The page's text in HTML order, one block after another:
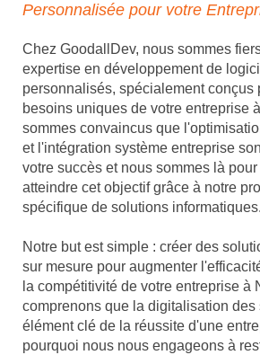
Personnalisée pour votre
Chez GoodallDev, nous sommes
expertise en développement de
personnalisés, spécialement conçus
besoins uniques de votre entreprise
sommes convaincus que
et l'intégration système entreprise
votre succès et nous sommes là
atteindre cet objectif grâce à notre
spécifique de solutions informatiques.
Notre but est simple : créer des
sur mesure pour augmenter
la compétitivité de votre entreprise à
comprenons que la digitalisation des
élément clé de la réussite d'une
pourquoi nous nous engageons à